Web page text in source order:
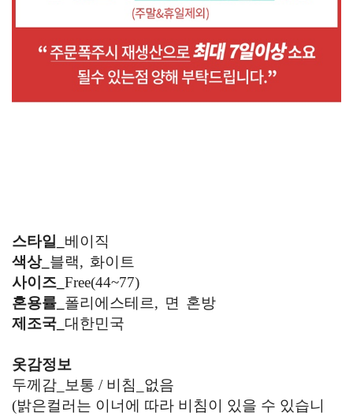
스타일_ 베이직
색상_ 블랙, 화이트
사이즈_ Free(44~77)
혼용률_ 폴리에스테르, 면 혼방
제조국_ 대한민국
옷감정보
두께감_보통 / 비침_없음
(밝은컬러는 이너에 따라 비침이 있을 수 있습니